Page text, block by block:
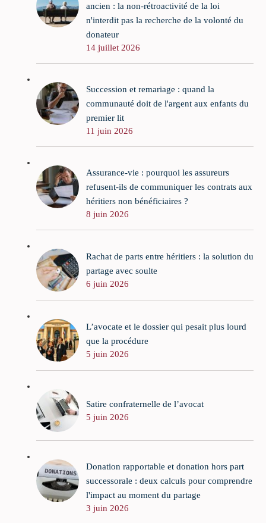
ancien : la non-rétroactivité de la loi
n'interdit pas la recherche de la volonté du
donateur
14 juillet 2026
Succession et remariage : quand la
communauté doit de l'argent aux enfants du
premier lit
11 juin 2026
Assurance-vie : pourquoi les assureurs
refusent-ils de communiquer les contrats aux
héritiers non bénéficiaires ?
8 juin 2026
Rachat de parts entre héritiers : la solution du
partage avec soulte
6 juin 2026
L’avocate et le dossier qui pesait plus lourd
que la procédure
5 juin 2026
Satire confraternelle de l’avocat
5 juin 2026
Donation rapportable et donation hors part
successorale : deux calculs pour comprendre
l'impact au moment du partage
3 juin 2026